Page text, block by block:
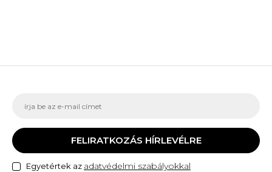
FELIRATKOZÁS HÍRLEVÉLRE
Egyetértek az adatvédelmi szabályokkal